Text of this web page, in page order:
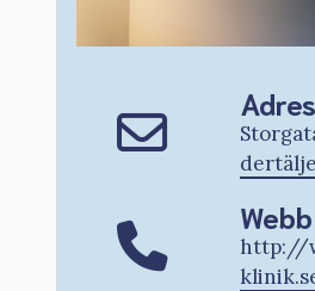
Webb
http://